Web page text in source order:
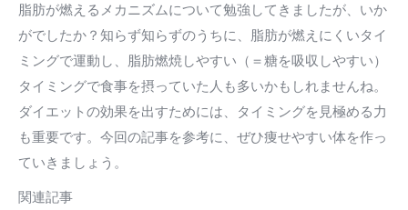
脂肪が燃えるメカニズムについて勉強してきましたが、いか
がでしたか？知らず知らずのうちに、脂肪が燃えにくいタイ
ミングで運動し、脂肪燃焼しやすい（＝糖を吸収しやすい）
タイミングで食事を摂っていた人も多いかもしれませんね。
ダイエットの効果を出すためには、タイミングを見極める力
も重要です。今回の記事を参考に、ぜひ痩せやすい体を作っ
ていきましょう。
関連記事